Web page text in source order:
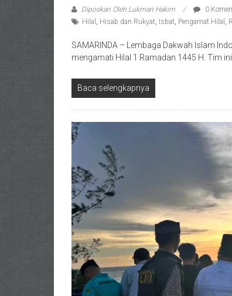
Diposkan Oleh:Lukman Hakim
0
Hilal , Hisab dan Rukyat, Isbat, Pengamat Hilal ,
SAMARINDA – Lembaga Dakwah Islam
mengamati Hilal 1 Ramadan 1445 H. Tim
Baca selengkapnya